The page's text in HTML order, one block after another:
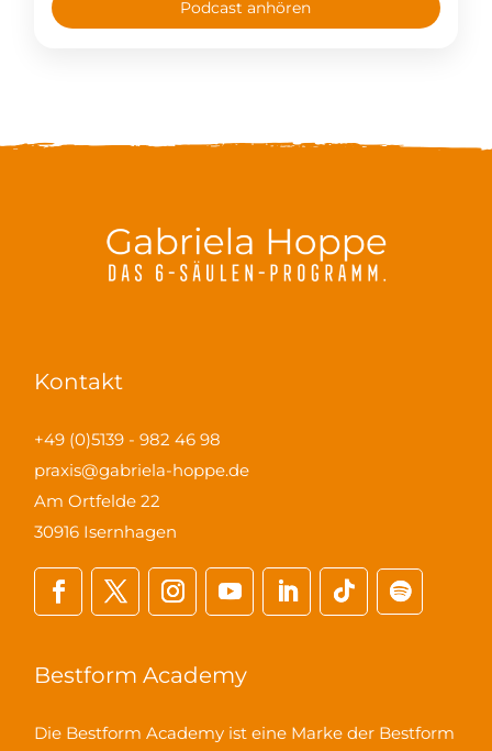
Podcast anhören
Kontakt
+49 (0)5139 - 982 46 98
praxis@gabriela-hoppe.de
Am Ortfelde 22
30916 Isernhagen
Bestform Academy
Die Bestform Academy ist eine Marke der Bestform